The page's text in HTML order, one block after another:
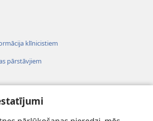
klīnicistiem
pārstāvjiem